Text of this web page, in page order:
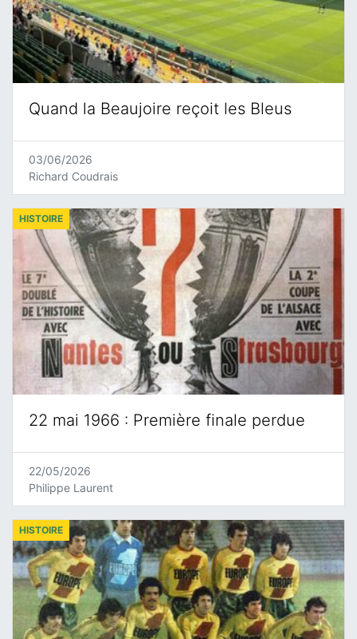
Quand la Beaujoire reçoit les Bleus
03/06/2026
Richard Coudrais
22 mai 1966 : Première finale perdue
HISTOIRE
22/05/2026
Philippe Laurent
HISTOIRE